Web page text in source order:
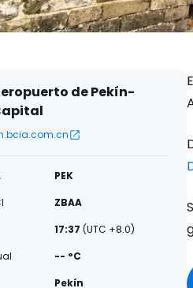
de Pekín-
PEK
ZBAA
17:37 (UTC +8.0)
-- °C
Pekín